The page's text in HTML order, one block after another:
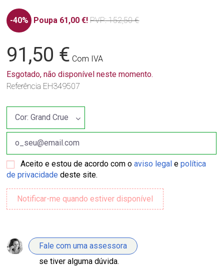
-40% Poupa 61,00 €! PVP: 152,50 €
91,50 € Com IVA
Esgotado, não disponível neste momento.
Referência EH349507
Aceito e estou de acordo com oaviso legal epolítica
de privacidade deste site.
Fale com uma assessora
se tiver alguma dúvida.